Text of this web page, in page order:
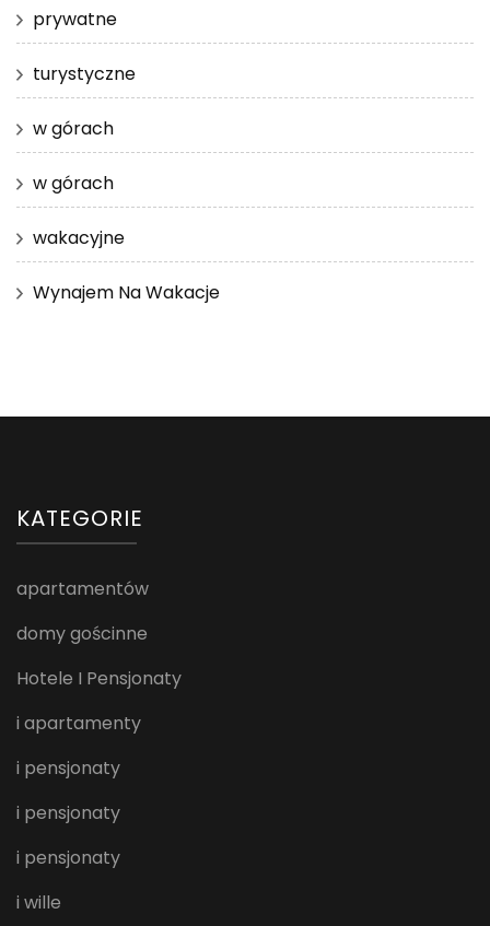
prywatne
turystyczne
w górach
w górach
wakacyjne
Wynajem Na Wakacje
KATEGORIE
apartamentów
domy gościnne
Hotele I Pensjonaty
i apartamenty
i pensjonaty
i pensjonaty
i pensjonaty
i wille